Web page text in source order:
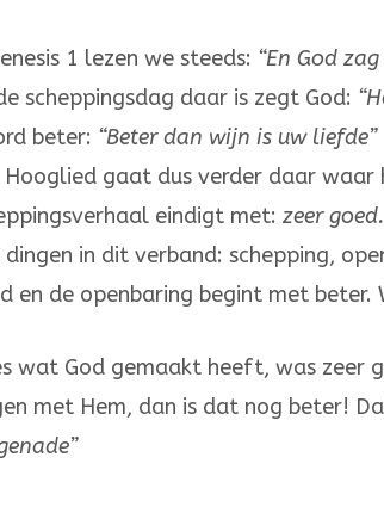
1 lezen we steeds: “En God
scheppingsdag daar is zegt God:
beter: “Beter dan wijn is uw liefde”
Hooglied gaat dus verder daar waar
eindigt met: zeer goed.
dingen in dit verband: schepping,
en de openbaring begint met
wat God gemaakt heeft, was zeer
met Hem, dan is dat nog be­ter!